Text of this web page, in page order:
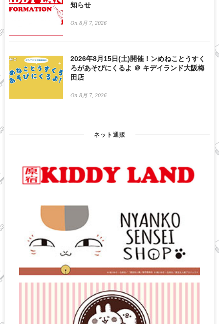
知らせ
On 8月 7, 2026
2026年8月15日(土)開催！ンめねことうすく
ろがあそびにくるよ ＠ キデイランド大阪梅
田店
On 8月 7, 2026
ネット通販